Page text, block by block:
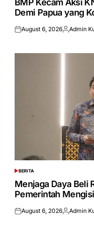
BMP Kecam Aksi
Demi Papua yang
Posted
August 6, 2026Posted
Admin
POSTED
IN
BERITA
Menjaga Daya Beli
Pemerintah
Posted
August 6, 2026Posted
Admin